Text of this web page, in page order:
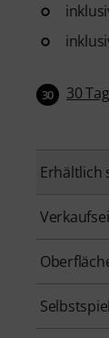
30 30
Erhältlich